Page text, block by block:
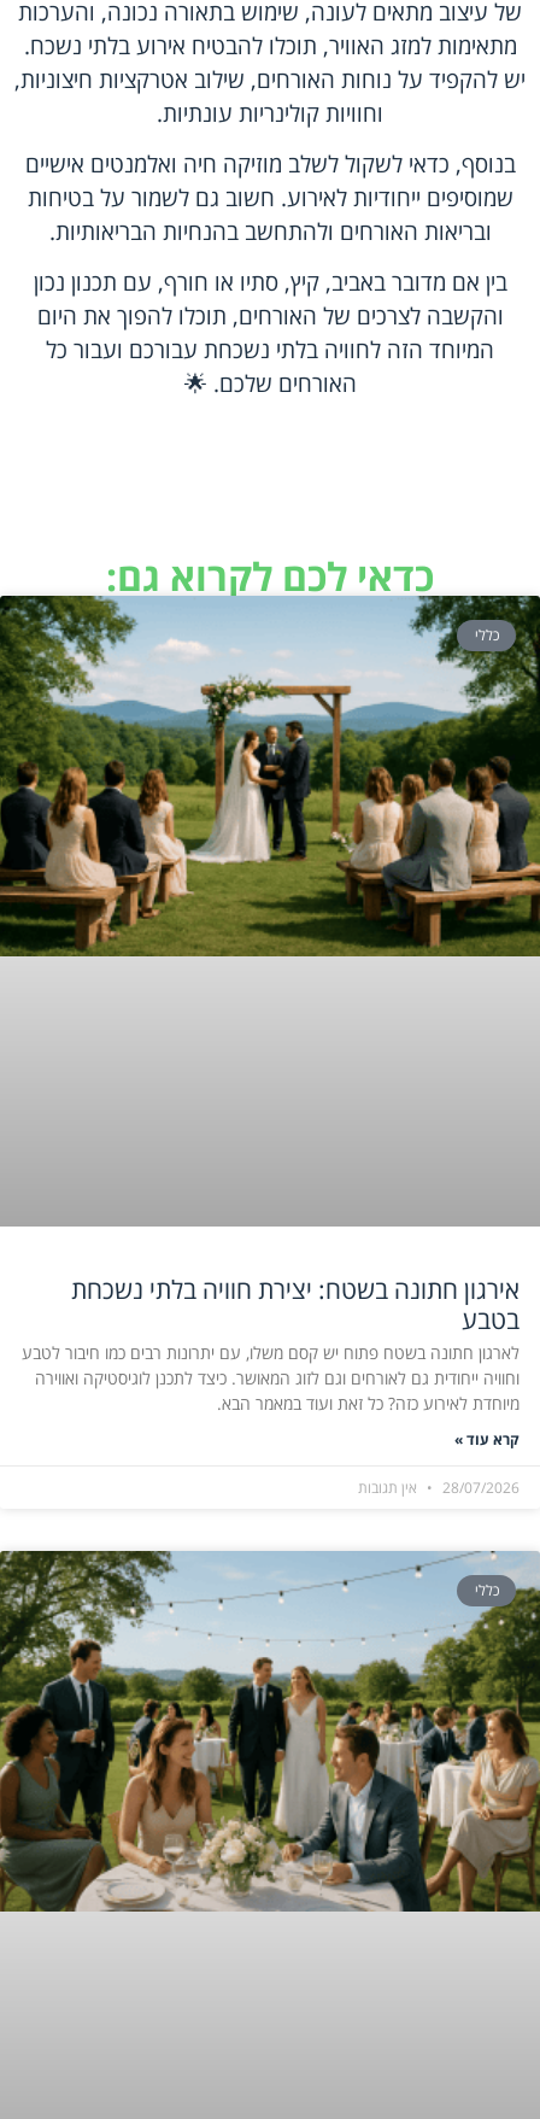
של עיצוב מתאים לעונה, שימוש בתאורה נכונה, והערכות
מתאימות למזג האוויר, תוכלו להבטיח אירוע בלתי נשכח.
יש להקפיד על נוחות האורחים, שילוב אטרקציות חיצוניות,
וחוויות קולינריות עונתיות.
בנוסף, כדאי לשקול לשלב מוזיקה חיה ואלמנטים אישיים
שמוסיפים ייחודיות לאירוע. חשוב גם לשמור על בטיחות
ובריאות האורחים ולהתחשב בהנחיות הבריאותיות.
בין אם מדובר באביב, קיץ, סתיו או חורף, עם תכנון נכון
והקשבה לצרכים של האורחים, תוכלו להפוך את היום
המיוחד הזה לחוויה בלתי נשכחת עבורכם ועבור כל
האורחים שלכם. 🌟
כדאי לכם לקרוא גם:
כללי
אירגון חתונה בשטח: יצירת חוויה בלתי נשכחת
בטבע
לארגון חתונה בשטח פתוח יש קסם משלו, עם יתרונות רבים כמו חיבור לטבע
וחוויה ייחודית גם לאורחים וגם לזוג המאושר. כיצד לתכנן לוגיסטיקה ואווירה
מיוחדת לאירוע כזה? כל זאת ועוד במאמר הבא.
קרא עוד »
28/07/2026 אין תגובות
כללי